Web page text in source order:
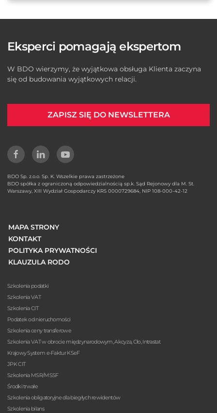
Eksperci pomagają ekspertom
W BDO wierzymy, że wyjątkowa obsługa Klienta zaczyna
się od budowania wyjątkowych relacji.
ZAPISZ SIĘ DO NEWSLETTERA
BDO Sp. z.o.o. Sp. K. Wszelkie prawa zastrzeżone
BDO spółka z ograniczoną odpowiedzialnością sp.k. Sąd Rejonowy dla M. St.
Warszawy, XIII Wydział Gospodarczy KRS 0000729684, NIP 108-000-42-12
MAPA STRONY
KONTAKT
POLITYKA PRYWATNOŚCI
KLAUZULA RODO
Szkolenia podatki
Szkolenia VAT
Szkolenia CIT
Podatek od nieruchomości
Szkolenia ceny transferowe
Szkolenia VAT w obrocie międzynarodowym, Akcyza, Cło, Intrastat
Krajowy System e-Faktur KSeF
JPK CIT
Szkolenia MSR/MSSF
Środki trwałe
Szkolenia obligatoryjne dla biegłych rewidentów
Szkolenia bilans